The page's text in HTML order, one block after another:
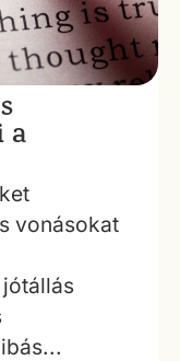
a
vonásokat